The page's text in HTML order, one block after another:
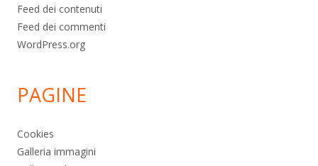
Feed dei contenuti
Feed dei commenti
WordPress.org
PAGINE
Cookies
Galleria immagini